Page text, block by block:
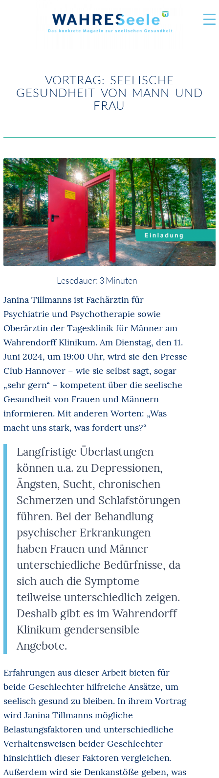
VORTRAG: SEELISCHE
GESUNDHEIT VON MANN UND
FRAU
Lesedauer: 3Minuten
Janina Tillmanns ist Fachärztin für
Psychiatrie und Psychotherapie sowie
Oberärztin der Tagesklinik für Männer am
Wahrendorff Klinikum. Am Dienstag, den 11.
Juni 2024, um 19:00 Uhr, wird sie den Presse
Club Hannover – wie sie selbst sagt, sogar
„sehr gern“ – kompetent über die seelische
Gesundheit von Frauen und Männern
informieren. Mit anderen Worten: „Was
macht uns stark, was fordert uns?“
Langfristige Überlastungen
können u.a. zu Depressionen,
Ängsten, Sucht, chronischen
Schmerzen und Schlafstörungen
führen. Bei der Behandlung
psychischer Erkrankungen
haben Frauen und Männer
unterschiedliche Bedürfnisse, da
sich auch die Symptome
teilweise unterschiedlich zeigen.
Deshalb gibt es im Wahrendorff
Klinikum gendersensible
Angebote.
Erfahrungen aus dieser Arbeit bieten für
beide Geschlechter hilfreiche Ansätze, um
seelisch gesund zu bleiben. In ihrem Vortrag
wird Janina Tillmanns mögliche
Belastungsfaktoren und unterschiedliche
Verhaltensweisen beider Geschlechter
hinsichtlich dieser Faktoren vergleichen.
Außerdem wird sie Denkanstöße geben, was